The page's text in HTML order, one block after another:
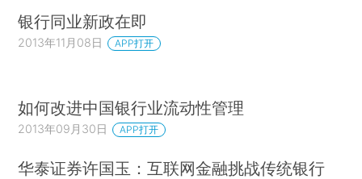
银行同业新政在即
2013年11月08日 APP打开
如何改进中国银行业流动性管理
2013年09月30日 APP打开
华泰证券许国玉：互联网金融挑战传统银行